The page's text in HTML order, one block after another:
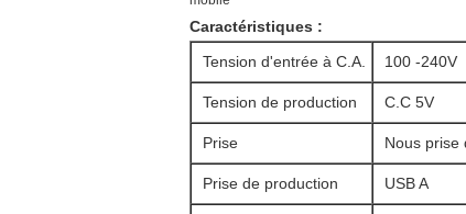
Caractéristiques :
Tension d'entrée à C.A.
100 -240V
Tension de production C.C 5V
Prise Nous prise
Prise de production USB A